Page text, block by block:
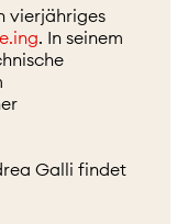
vierjähriges
. In seinem
Galli findet